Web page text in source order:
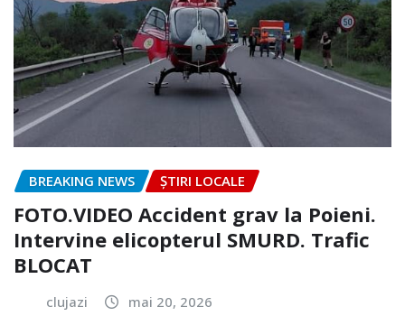
BREAKING NEWS ȘTIRI LOCALE
FOTO.VIDEO Accident grav la Poieni.
Intervine elicopterul SMURD. Trafic
BLOCAT
clujazi mai 20, 2026